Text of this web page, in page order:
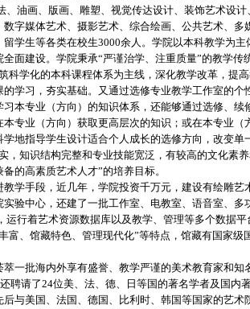
、油画、版画、雕塑、视觉传达设计、装饰艺术设
字媒体艺术、摄影艺术、综合绘画、公共艺术、多
学生等各类在校生3000余人。学院以本科教学为
面建设。学院秉承“严谨治学、注重质量”的教学传
科学化的本科课程体系为主线，深化教学改革，提
学习，夯实基础。又通过选修专业教学工作室的个
本专业（方向）的知识体系，还能够通过选修、
专业（方向）获取更高层次的知识；或在本专业（
学地指导学生设计适合个人成长的选修方向，改变
，知识结构完整和专业技能宽泛，有较高的文化素
的高素质艺术人才”的培养目标。
教学手段，近几年，学院投资千万元，建设有绘雕
验中心，还建了一批工作室、电教室、语音室、
运行着艺术资源数据库以及教学、管理等多个数据
富、馆藏特色、管理现代化”等特点，馆藏有国家
一批海内外享有盛誉、教学严谨的美术教育家和知
聘请了24位美、法、德、日等国的著名学者及国内
与美国、法国、德国、比利时、韩国等国家的艺